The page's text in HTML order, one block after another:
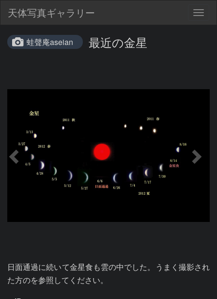
天体写真ギャラリー
蛙聲庵aseian 最近の金星
日面通過に続いて金星食も雲の中でした。うまく撮影され
た方のを参照してください。